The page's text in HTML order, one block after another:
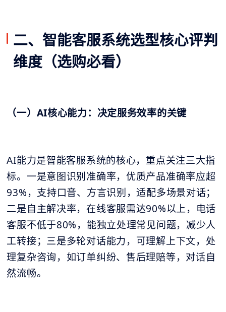
二、智能客服系统选型核心评判
维度（选购必看）
（一）AI核心能力：决定服务效率的关键
AI能力是智能客服系统的核心，重点关注三大指
标。一是意图识别准确率，优质产品准确率应超
93%，支持口音、方言识别，适配多场景对话；
二是自主解决率，在线客服需达90%以上，电话
客服不低于80%，能独立处理常见问题，减少人
工转接；三是多轮对话能力，可理解上下文，处
理复杂咨询，如订单纠纷、售后理赔等，对话自
然流畅。